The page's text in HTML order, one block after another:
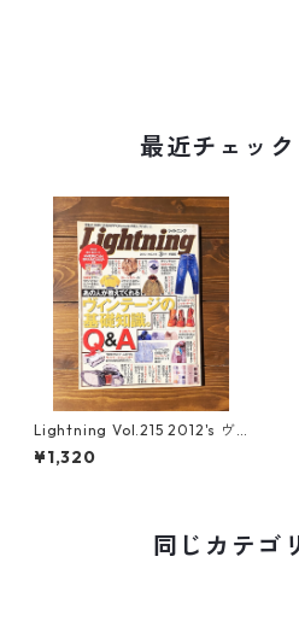
最近チェッ
Lightning Vol.215 2012's ヴ
ィンテージの基礎知識Q&A
¥1,320
同じカテゴ